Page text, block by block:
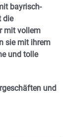
bayrisch-
die
mit vollem
sie mit ihrem
und tolle
und